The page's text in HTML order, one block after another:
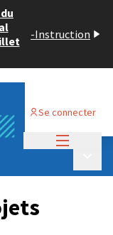
-Instruction
Se connecter